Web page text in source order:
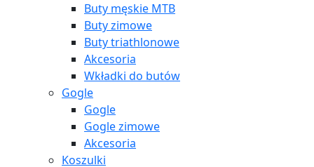
Buty męskie MTB
Buty zimowe
Buty triathlonowe
Akcesoria
Wkładki do butów
Gogle
Gogle
Gogle zimowe
Akcesoria
Koszulki